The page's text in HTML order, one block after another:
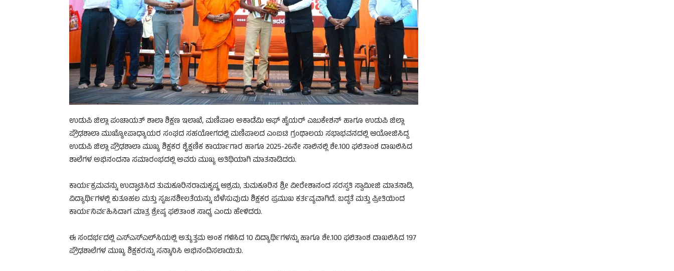
ಉಡುಪಿ ಜಿಲ್ಲಾ ಪಂಚಾಯತ್ ಶಾಲಾ ಶಿಕ್ಷಣ ಇಲಾಖೆ, ಮಣಿಪಾಲ ಅಕಾಡೆಮಿ ಆಫ್ ಹೈಯರ್ ಎಜುಕೇಶನ್ ಹಾಗೂ ಉಡುಪಿ ಜಿಲ್ಲಾ
ಪ್ರೌಢಶಾಲಾ ಮುಖ್ಯೋಪಾಧ್ಯಾಯರ ಸಂಘದ ಸಹಯೋಗದಲ್ಲಿ ಮಣಿಪಾಲದ ಎಂಐಟಿ ಗ್ರಂಥಾಲಯ ಸಭಾಭವನದಲ್ಲಿ ಆಯೋಜಿಸಿದ್ದ
ಉಡುಪಿ ಜಿಲ್ಲಾ ಪ್ರೌಢಶಾಲಾ ಮುಖ್ಯ ಶಿಕ್ಷಕರ ಶೈಕ್ಷಣಿಕ ಕಾರ್ಯಾಗಾರ ಹಾಗೂ 2025-26ನೇ ಸಾಲಿನಲ್ಲಿ ಶೇ.100 ಫಲಿತಾಂಶ ದಾಖಲಿಸಿದ
ಶಾಲೆಗಳ ಅಭಿನಂದನಾ ಸಮಾರಂಭದಲ್ಲಿ ಅವರು ಮುಖ್ಯ ಅತಿಥಿಯಾಗಿ ಮಾತನಾಡಿದರು.
ಕಾರ್ಯಕ್ರಮವನ್ನು ಉದ್ಘಾಟಿಸಿದ ತುಮಕೂರಿನರಾಮಕೃಷ್ಣ ಆಶ್ರಮ, ತುಮಕೂರಿನ ಶ್ರೀ ವೀರೇಶಾನಂದ ಸರಸ್ವತಿ ಸ್ವಾಮೀಜಿ ಮಾತನಾಡಿ,
ವಿದ್ಯಾರ್ಥಿಗಳಲ್ಲಿ ಕುತೂಹಲ ಮತ್ತು ಸೃಜನಶೀಲತೆಯನ್ನು ಬೆಳೆಸುವುದು ಶಿಕ್ಷಕರ ಪ್ರಮುಖ ಕರ್ತವ್ಯವಾಗಿದೆ. ಬದ್ಧತೆ ಮತ್ತು ಪ್ರೀತಿಯಿಂದ
ಕಾರ್ಯನಿರ್ವಹಿಸಿದಾಗ ಮಾತ್ರ ಶ್ರೇಷ್ಠ ಫಲಿತಾಂಶ ಸಾಧ್ಯ ಎಂದು ಹೇಳಿದರು.
ಈ ಸಂದರ್ಭದಲ್ಲಿ ಎಸ್‌ಎಸ್‌ಎಲ್‌ಸಿಯಲ್ಲಿ ಅತ್ಯುತ್ತಮ ಅಂಕ ಗಳಿಸಿದ 10 ವಿದ್ಯಾರ್ಥಿಗಳನ್ನು ಹಾಗೂ ಶೇ.100 ಫಲಿತಾಂಶ ದಾಖಲಿಸಿದ 197
ಪ್ರೌಢಶಾಲೆಗಳ ಮುಖ್ಯ ಶಿಕ್ಷಕರನ್ನು ಸನ್ಮಾನಿಸಿ ಅಭಿನಂದಿಸಲಾಯಿತು.